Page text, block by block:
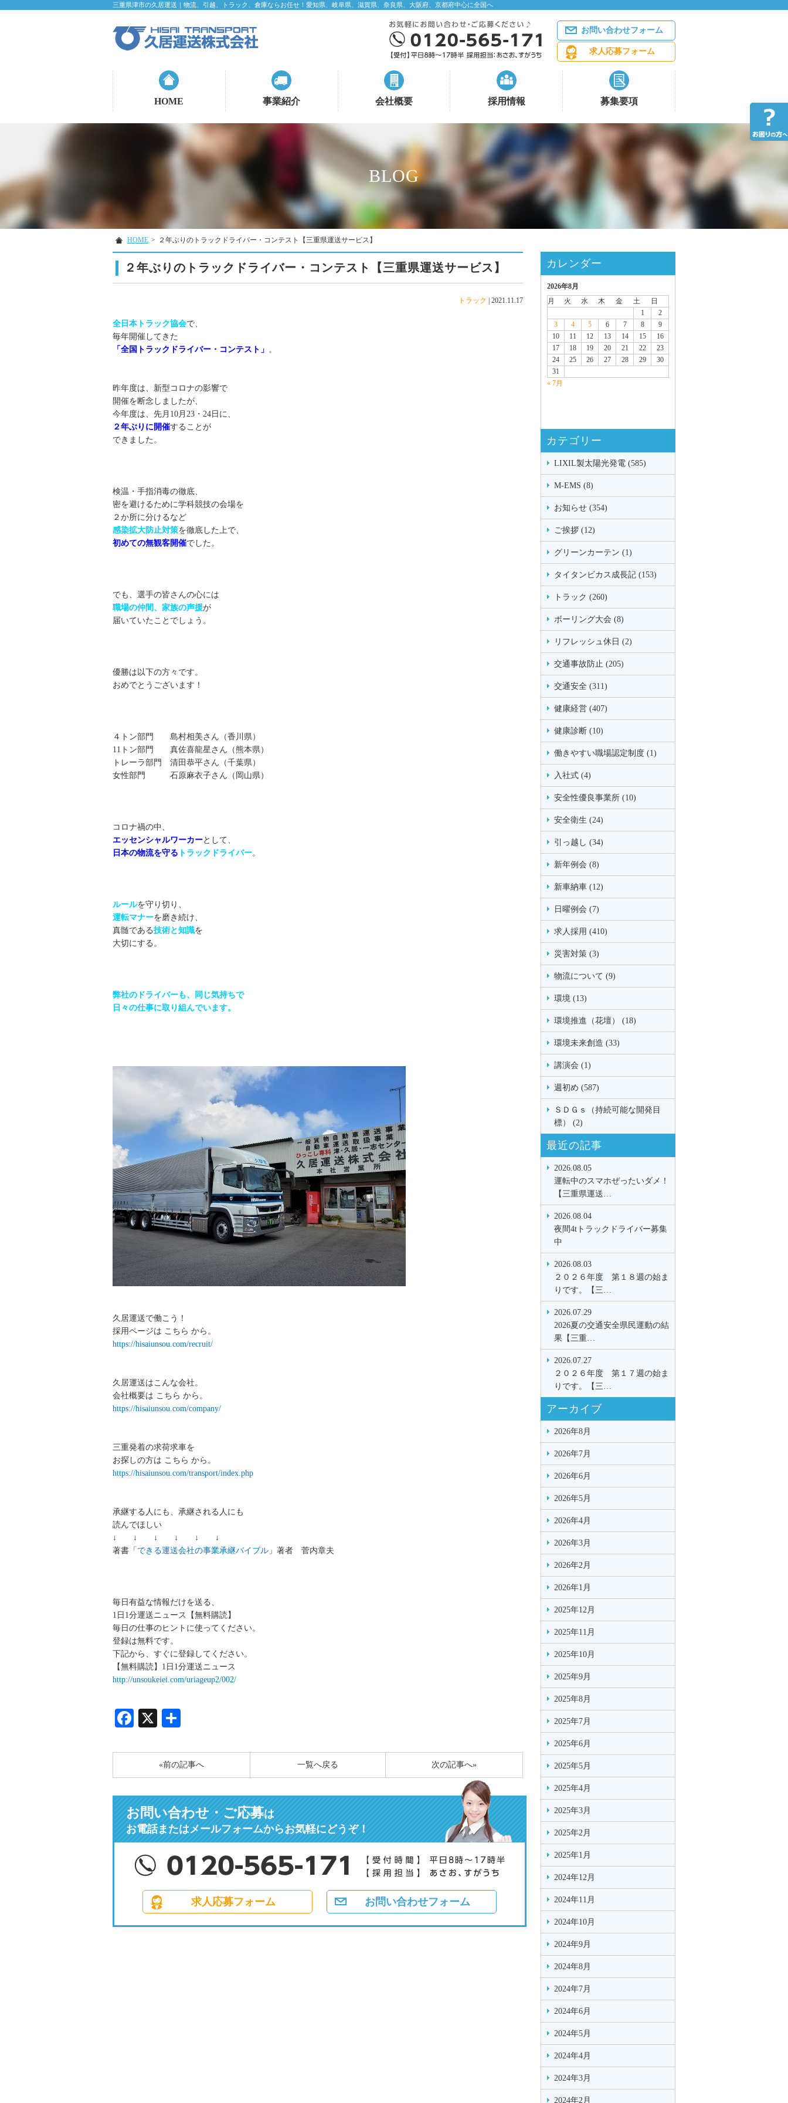
三重県津市の久居運送｜物流、引越、トラック、倉庫ならお任せ！愛知県、岐阜県、滋賀県、奈良県、大阪府、京都府中心に全国へ
お問い合わせフォーム
求人応募フォーム
HOME 事業紹介 会社概要 採用情報 募集要項
BLOG
HOME > ２年ぶりのトラックドライバー・コンテスト【三重県運送サービス】
２年ぶりのトラックドライバー・コンテスト【三重県運送サービス】
トラック 2021.11.17
全日本トラック協会で、
毎年開催してきた
「全国トラックドライバー・コンテスト」 。
昨年度は、新型コロナの影響で
開催を断念しましたが、
今年度は、先月10月23・24日に、
２年ぶりに開催することが
できました。
検温・手指消毒の徹底、
密を避けるために学科競技の会場を
２か所に分けるなど
感染拡大防止対策を徹底した上で、
初めての無観客開催でした。
でも、選手の皆さんの心には
職場の仲間、家族の声援が
届いていたことでしょう。
優勝は以下の方々です。
おめでとうございます！
４トン部門 島村相美さん（香川県）
11トン部門 真佐喜龍星さん（熊本県）
トレーラ部門 清田恭平さん（千葉県）
女性部門 石原麻衣子さん（岡山県）
コロナ禍の中、
エッセンシャルワーカーとして、
日本の物流を守る トラックドライバー。
ルールを守り切り、
運転マナーを磨き続け、
真髄である技術と知識を
大切にする。
弊社のドライバーも、同じ気持ちで
日々の仕事に取り組んでいます。
久居運送で働こう！
採用ページは こちら から。
https://hisaiunsou.com/recruit/
久居運送はこんな会社。
会社概要は こちら から。
https://hisaiunsou.com/company/
三重発着の求荷求車を
お探しの方は こちら から。
https://hisaiunsou.com/transport/index.php
承継する人にも、承継される人にも
読んでほしい
↓ ↓ ↓ ↓ ↓ ↓
著書「 できる運送会社の事業承継バイブル 」著者 菅内章夫
毎日有益な情報だけを送る、
1日1分運送ニュース【無料購読】
毎日の仕事のヒントに使ってください。
登録は無料です。
下記から、すぐに登録してください。
【無料購読】1日1分運送ニュース
http://unsoukeiei.com/uriageup2/002/
Facebook
X
«前の記事へ 次の記事へ»
一覧へ戻る
お問い合わせ・ご応募は
お電話またはメールフォームからお気軽にどうぞ！
求人応募フォーム お問い合わせフォーム
カレンダー
2026年8月
月
火 水 木 金 土
日
1
2
3
4 5 6 7 8
9
10
11 12 13 14 15
16
17
18 19 20 21 22
23
24
25 26 27 28 29
30
31
« 7月
カテゴリー
LIXIL製太陽光発電 (585)
M-EMS (8)
お知らせ (354)
ご挨拶 (12)
グリーンカーテン (1)
タイタンビカス成長記 (153)
トラック (260)
ボーリング大会 (8)
リフレッシュ休日 (2)
交通事故防止 (205)
交通安全 (311)
健康経営 (407)
健康診断 (10)
働きやすい職場認定制度 (1)
入社式 (4)
安全性優良事業所 (10)
安全衛生 (24)
引っ越し (34)
新年例会 (8)
新車納車 (12)
日曜例会 (7)
求人採用 (410)
災害対策 (3)
物流について (9)
環境 (13)
環境推進（花壇） (18)
環境未来創造 (33)
講演会 (1)
週初め (587)
ＳＤＧｓ（持続可能な開発目
標） (2)
最近の記事
2026.08.05
運転中のスマホぜったいダメ！
【三重県運送…
2026.08.04
夜間4tトラックドライバー募集
中
2026.08.03
２０２６年度 第１８週の始ま
りです。【三…
2026.07.29
2026夏の交通安全県民運動の結
果【三重…
2026.07.27
２０２６年度 第１７週の始ま
りです。【三…
アーカイブ
2026年8月
2026年7月
2026年6月
2026年5月
2026年4月
2026年3月
2026年2月
2026年1月
2025年12月
2025年11月
2025年10月
2025年9月
2025年8月
2025年7月
2025年6月
2025年5月
2025年4月
2025年3月
2025年2月
2025年1月
2024年12月
2024年11月
2024年10月
2024年9月
2024年8月
2024年7月
2024年6月
2024年5月
2024年4月
2024年3月
2024年2月